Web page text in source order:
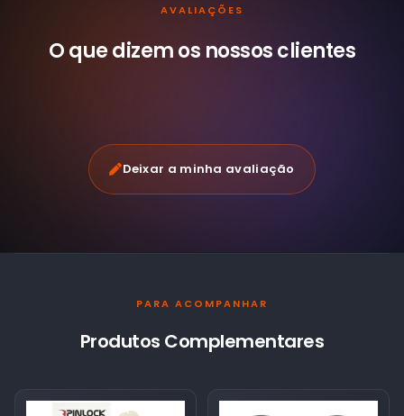
AVALIAÇÕES
O que dizem os nossosclientes
Deixar a minha avaliação
PARA ACOMPANHAR
Produtos Complementares